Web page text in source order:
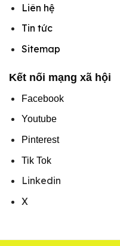
Liên hệ
Tin tức
Sitemap
Kết nối mạng xã hội
Facebook
Youtube
Pinterest
Tik Tok
Linkedin
X